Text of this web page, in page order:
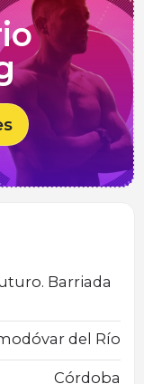
Barriada
del Río
Córdoba